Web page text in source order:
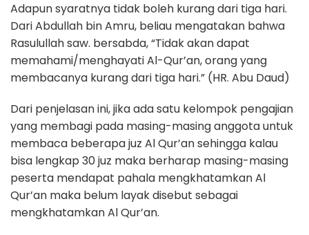
Adapun syaratnya tidak boleh kurang dari tiga hari.
Dari Abdullah bin Amru, beliau mengatakan bahwa
Rasulullah saw. bersabda, “Tidak akan dapat
memahami/menghayati Al-Qur’an, orang yang
membacanya kurang dari tiga hari.” (HR. Abu Daud)
Dari penjelasan ini, jika ada satu kelompok pengajian
yang membagi pada masing-masing anggota untuk
membaca beberapa juz Al Qur’an sehingga kalau
bisa lengkap 30 juz maka berharap masing-masing
peserta mendapat pahala mengkhatamkan Al
Qur’an maka belum layak disebut sebagai
mengkhatamkan Al Qur’an.